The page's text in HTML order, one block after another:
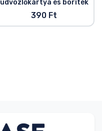
üdvözlőkártya és boríték
390 Ft